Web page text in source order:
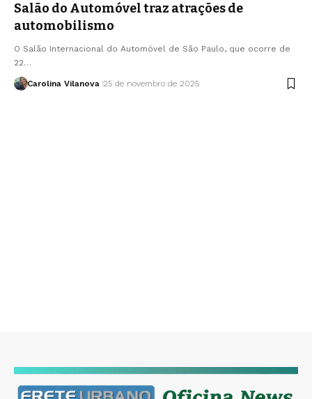
Salão do Automóvel traz atrações de
automobilismo
O Salão Internacional do Automóvel de São Paulo, que ocorre de
22…
Carolina Vilanova 25 de novembro de 2025